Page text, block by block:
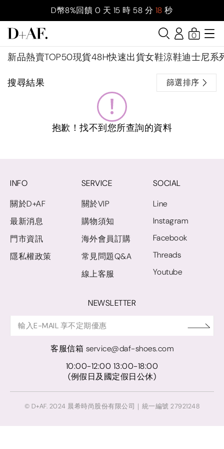
D幣8%回饋 0 天 15 時 58 分 18 秒
新品熱賣TOP50現貨48H快速出貨女鞋涼鞋迪士尼系
0
搜尋結果 篩選排序
抱歉！找不到您所查詢的資料
INFO
關於D+AF
最新消息
門市資訊
隱私權政策
SERVICE
關於VIP
購物須知
海外會員訂購
常見問題Q&A
線上客服
SOCIAL
Line
Instagram
Facebook
Threads
Youtube
NEWSLETTER
客服信箱 service@daf-shoes.com
10:00-12:00 13:00-18:00
(例假日及國定假日公休)
© D+AF. 2024 晨希時尚股份有限公司｜統一編號 27921248